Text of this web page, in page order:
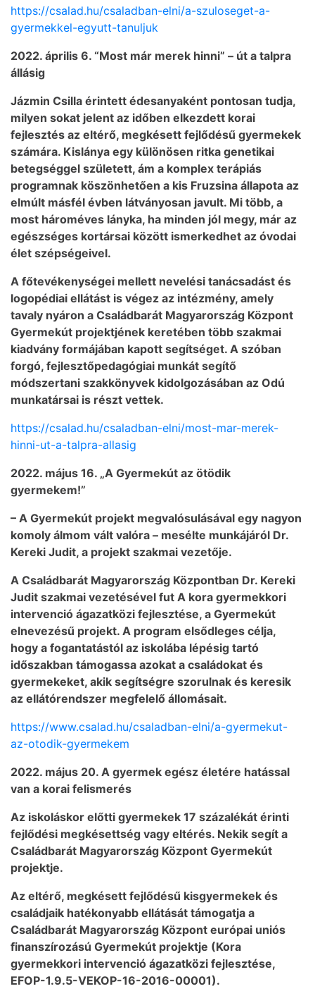
https://csalad.hu/csaladban-elni/a-szuloseget-a-
gyermekkel-egyutt-tanuljuk
2022. április 6. “Most már merek hinni” – út a talpra
állásig
Jázmin Csilla érintett édesanyaként pontosan tudja,
milyen sokat jelent az időben elkezdett korai
fejlesztés az eltérő, megkésett fejlődésű gyermekek
számára. Kislánya egy különösen ritka genetikai
betegséggel született, ám a komplex terápiás
programnak köszönhetően a kis Fruzsina állapota az
elmúlt másfél évben látványosan javult. Mi több, a
most hároméves lányka, ha minden jól megy, már az
egészséges kortársai között ismerkedhet az óvodai
élet szépségeivel.
A főtevékenységei mellett nevelési tanácsadást és
logopédiai ellátást is végez az intézmény, amely
tavaly nyáron a Családbarát Magyarország Központ
Gyermekút projektjének keretében több szakmai
kiadvány formájában kapott segítséget. A szóban
forgó, fejlesztőpedagógiai munkát segítő
módszertani szakkönyvek kidolgozásában az Odú
munkatársai is részt vettek.
https://csalad.hu/csaladban-elni/most-mar-merek-
hinni-ut-a-talpra-allasig
2022. május 16. „A Gyermekút az ötödik
gyermekem!”
– A Gyermekút projekt megvalósulásával egy nagyon
komoly álmom vált valóra – mesélte munkájáról Dr.
Kereki Judit, a projekt szakmai vezetője.
A Családbarát Magyarország Központban Dr. Kereki
Judit szakmai vezetésével fut A kora gyermekkori
intervenció ágazatközi fejlesztése, a Gyermekút
elnevezésű projekt. A program elsődleges célja,
hogy a fogantatástól az iskolába lépésig tartó
időszakban támogassa azokat a családokat és
gyermekeket, akik segítségre szorulnak és keresik
az ellátórendszer megfelelő állomásait.
https://www.csalad.hu/csaladban-elni/a-gyermekut-
az-otodik-gyermekem
2022. május 20. A gyermek egész életére hatással
van a korai felismerés
Az iskoláskor előtti gyermekek 17 százalékát érinti
fejlődési megkésettség vagy eltérés. Nekik segít a
Családbarát Magyarország Központ Gyermekút
projektje.
Az eltérő, megkésett fejlődésű kisgyermekek és
családjaik hatékonyabb ellátását támogatja a
Családbarát Magyarország Központ európai uniós
finanszírozású Gyermekút projektje (Kora
gyermekkori intervenció ágazatközi fejlesztése,
EFOP-1.9.5-VEKOP-16-2016-00001).